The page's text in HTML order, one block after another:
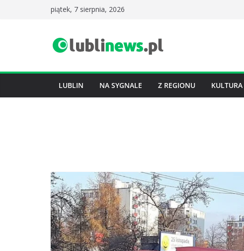
piątek, 7 sierpnia, 2026
LUBLIN NA SYGNALE Z REGIONU KULTURA